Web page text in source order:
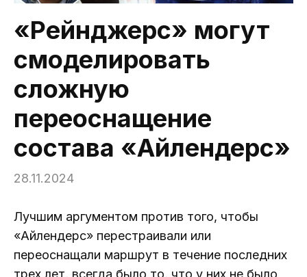
«Рейнджерс» могут
смоделировать
сложную
переоснащение
состава «Айлендерс»
28.11.2024
Лучшим аргументом против того, чтобы
«Айлендерс» перестраивали или
переоснащали маршрут в течение последних
трех лет, всегда было то, что у них не было